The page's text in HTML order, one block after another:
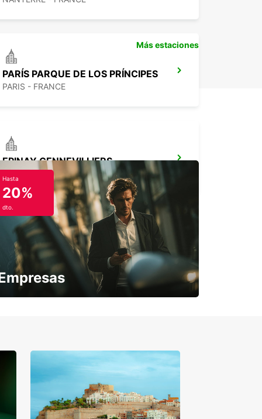
PARÍS PARQUE DE LOS PRÍNCIPES
PARIS - FRANCE
EPINAY GENNEVILLIERS
EPINAY SUR SEINE - FRANCE
Más estaciones
Hasta
20%
dto.